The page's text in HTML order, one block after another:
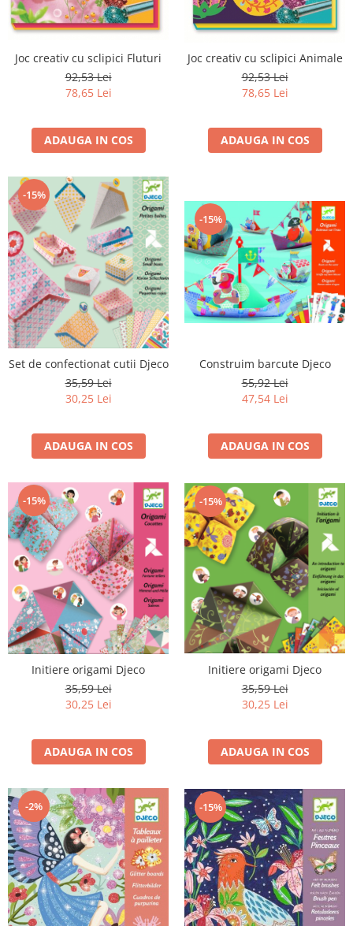
Joc creativ cu sclipici Fluturi
92,53 Lei
78,65 Lei
ADAUGA IN COS
Joc creativ cu sclipici Animale
92,53 Lei
78,65 Lei
ADAUGA IN COS
-15%
Set de confectionat cutii Djeco
35,59 Lei
30,25 Lei
ADAUGA IN COS
-15%
Construim barcute Djeco
55,92 Lei
47,54 Lei
ADAUGA IN COS
-15%
Initiere origami Djeco
35,59 Lei
30,25 Lei
ADAUGA IN COS
-15%
Initiere origami Djeco
35,59 Lei
30,25 Lei
ADAUGA IN COS
-2% -15%